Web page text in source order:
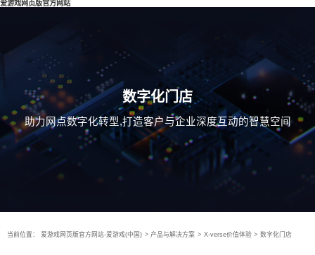
爱游戏网页版官方网站
数字化门店
助力网点数字化转型,打造客户与企业深度互动的智慧空间
当前位置： 爱游戏网页版官方网站-爱游戏(中国) > 产品与解决方案 > X-verse价值体验 > 数字化门店